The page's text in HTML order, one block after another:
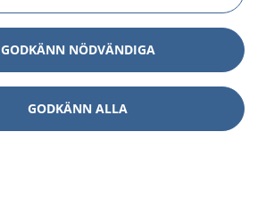
GODKÄNN NÖDVÄNDIGA
GODKÄNN ALLA